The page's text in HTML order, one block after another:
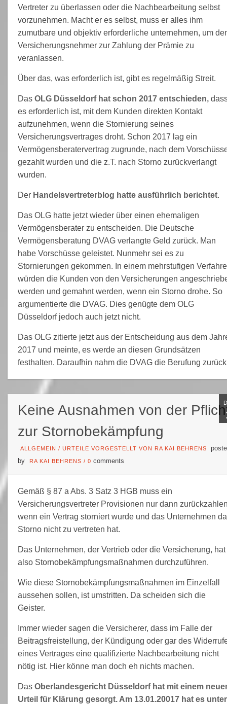
Vertreter zu überlassen oder die Nachbearbeitung selbst
vorzunehmen. Macht er es selbst, muss er alles ihm
zumutbare und objektiv erforderliche unternehmen, um
Versicherungsnehmer zur Zahlung der Prämie zu
veranlassen.
Über das, was erforderlich ist, gibt es regelmäßig Streit.
Das OLG Düsseldorf hat schon 2017 entschieden,
es erforderlich ist, mit dem Kunden direkten Kontakt
aufzunehmen, wenn die Stornierung seines
Versicherungsvertrages droht. Schon 2017 lag ein
Vermögensberatervertrag zugrunde, nach dem
gezahlt wurden und die z.T. nach Storno zurückverlangt
wurden.
Der Handelsvertreterblog hatte ausführlich berichtet.
Das OLG hatte jetzt wieder über einen ehemaligen
Vermögensberater zu entscheiden. Die Deutsche
Vermögensberatung DVAG verlangte Geld zurück. Man
habe Vorschüsse geleistet. Nunmehr sei es zu
Stornierungen gekommen. In einem mehrstufigen
würden die Kunden von den Versicherungen
werden und gemahnt werden, wenn ein Storno drohe. So
argumentierte die DVAG. Dies genügte dem OLG
Düsseldorf jedoch auch jetzt nicht.
Das OLG zitierte jetzt aus der Entscheidung aus dem
2017 und meinte, es werde an diesen Grundsätzen
festhalten. Daraufhin nahm die DVAG die Berufung
Keine Ausnahmen von der
zur Stornobekämpfung
ALLGEMEIN / URTEILE VORGESTELLT VON RA KAI BEHRENS
by
RA KAI BEHRENS / 0 comments
Gemäß § 87 a Abs. 3 Satz 3 HGB muss ein
Versicherungsvertreter Provisionen nur dann
wenn ein Vertrag storniert wurde und das Unternehmen
Storno nicht zu vertreten hat.
Das Unternehmen, der Vertrieb oder die Versicherung, hat
also Stornobekämpfungsmaßnahmen durchzuführen.
Wie diese Stornobekämpfungsmaßnahmen im Einzelfall
aussehen sollen, ist umstritten. Da scheiden sich die
Geister.
Immer wieder sagen die Versicherer, dass im Falle der
Beitragsfreistellung, der Kündigung oder gar des
eines Vertrages eine qualifizierte Nachbearbeitung nicht
nötig ist. Hier könne man doch eh nichts machen.
Das Oberlandesgericht Düsseldorf hat mit einem
Urteil für Klärung gesorgt. Am 13.01.20017 hat es unter